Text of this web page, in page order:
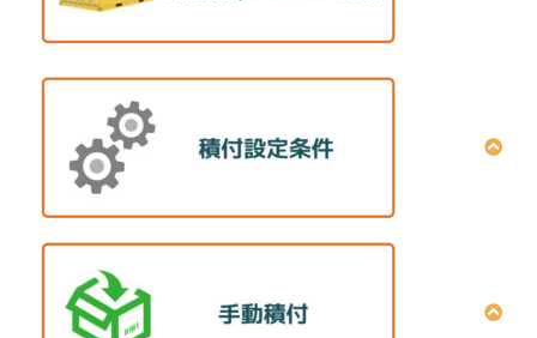
積付プラン作成（画面入力）設定方法
積付プラン作成（データアップロード）設定方法
シミュレーション結果の共有方法
単品満載計算の操作方法
最適化設定条件の説明
貨物の回転可否の設定方法
積荷色の設定方法